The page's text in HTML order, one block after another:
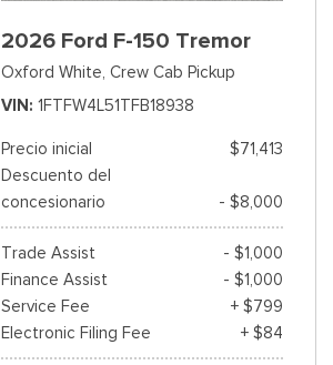
2026 Ford F-150 Tremor
Oxford White, Crew Cab Pickup
VIN
1FTFW4L51TFB18938
Precio inicial
$71,413
Descuento del
concesionario
- $8,000
Trade Assist
- $1,000
Finance Assist
- $1,000
Service Fee
+ $799
Electronic Filing Fee
+ $84